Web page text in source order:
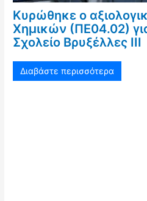
Κυρώθηκε ο
Χημικών (ΠΕ04.02)
Σχολείο Βρυξέλλες ΙΙΙ
Διαβάστε περισσότερα